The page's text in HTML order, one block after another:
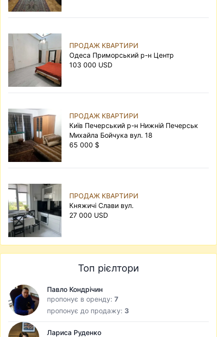
ПРОДАЖ КВАРТИРИ
Одеса Приморський р-н Центр
103 000 USD
ПРОДАЖ КВАРТИРИ
Київ Печерський р-н Нижній Печерськ
Михайла Бойчука вул. 18
65 000 $
ПРОДАЖ КВАРТИРИ
Княжичі Слави вул.
27 000 USD
Топ рієлтори
Павло Кондрічин
пропонує в оренду: 7
пропонує до продажу: 3
Лариса Руденко